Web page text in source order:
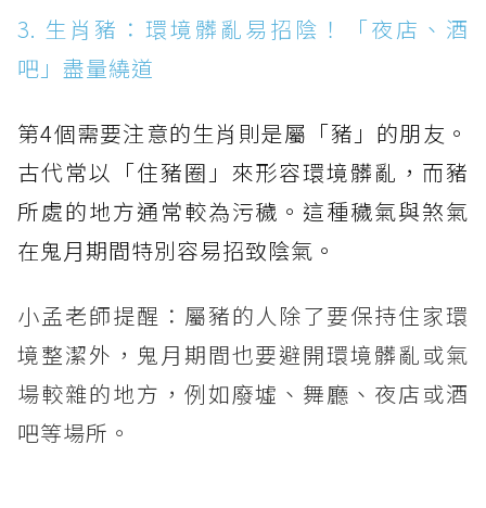
3. 生肖豬：環境髒亂易招陰！「夜店、酒
吧」盡量繞道
第4個需要注意的生肖則是屬「豬」的朋友。
古代常以「住豬圈」來形容環境髒亂，而豬
所處的地方通常較為污穢。這種穢氣與煞氣
在鬼月期間特別容易招致陰氣。
小孟老師提醒：屬豬的人除了要保持住家環
境整潔外，鬼月期間也要避開環境髒亂或氣
場較雜的地方，例如廢墟、舞廳、夜店或酒
吧等場所。